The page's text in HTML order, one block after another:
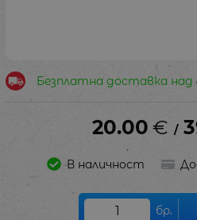
Безплатна доставка над
20.00 € /
В наличност
бр.